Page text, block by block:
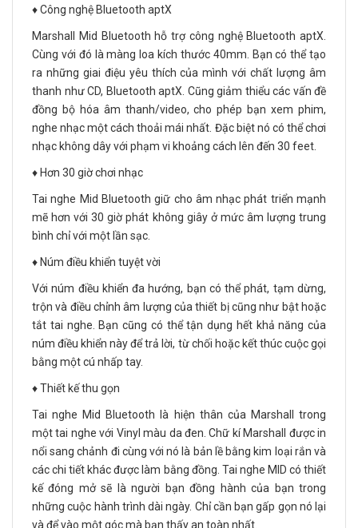
♦️ Công nghệ Bluetooth aptX
Marshall Mid Bluetooth hỗ trợ công nghệ Bluetooth aptX.
Cùng với đó là màng loa kích thước 40mm. Bạn có thể tạo
ra những giai điệu yêu thích của mình với chất lượng âm
thanh như CD, Bluetooth aptX. Cũng giảm thiểu các vấn đề
đồng bộ hóa âm thanh/video, cho phép bạn xem phim,
nghe nhạc một cách thoải mái nhất. Đặc biệt nó có thể chơi
nhạc không dây với phạm vi khoảng cách lên đến 30 feet.
♦️ Hơn 30 giờ chơi nhạc
Tai nghe Mid Bluetooth giữ cho âm nhạc phát triển mạnh
mẽ hơn với 30 giờ phát không giây ở mức âm lượng trung
bình chỉ với một lần sạc.
♦️ Núm điều khiển tuyệt vời
Với núm điều khiển đa hướng, bạn có thể phát, tạm dừng,
trộn và điều chỉnh âm lượng của thiết bị cũng như bật hoặc
tắt tai nghe. Bạn cũng có thể tận dụng hết khả năng của
núm điều khiển này để trả lời, từ chối hoặc kết thúc cuộc gọi
bằng một cú nhấp tay.
♦️ Thiết kế thu gọn
Tai nghe Mid Bluetooth là hiện thân của Marshall trong
một tai nghe với Vinyl màu da đen. Chữ kí Marshall được in
nổi sang chảnh đi cùng với nó là bản lề bằng kim loại rắn và
các chi tiết khác được làm bằng đồng. Tai nghe MID có thiết
kế đóng mở sẽ là người bạn đồng hành của bạn trong
những cuộc hành trình dài ngày. Chỉ cần bạn gấp gọn nó lại
và để vào một góc mà bạn thấy an toàn nhất.